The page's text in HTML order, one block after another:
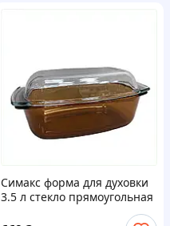
Симакс форма для духовки
3.5 л стекло прямоугольная